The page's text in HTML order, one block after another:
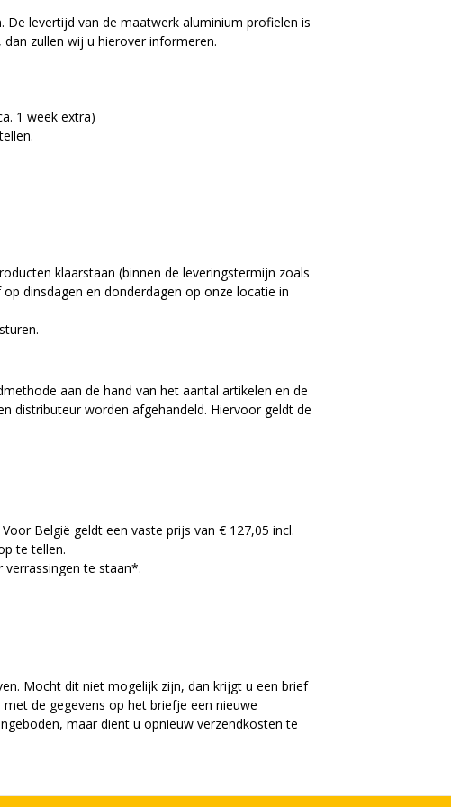
levertijd van de maatwerk aluminium profielen is
zullen wij u hierover informeren.
1 week extra)
klaarstaan (binnen de leveringstermijn zoals
dinsdagen en donderdagen op onze locatie in
aan de hand van het aantal artikelen en de
distributeur worden afgehandeld. Hiervoor geldt de
België geldt een vaste prijs van € 127,05 incl.
te tellen.
te staan*.
Mocht dit niet mogelijk zijn, dan krijgt u een brief
de gegevens op het briefje een nieuwe
maar dient u opnieuw verzendkosten te